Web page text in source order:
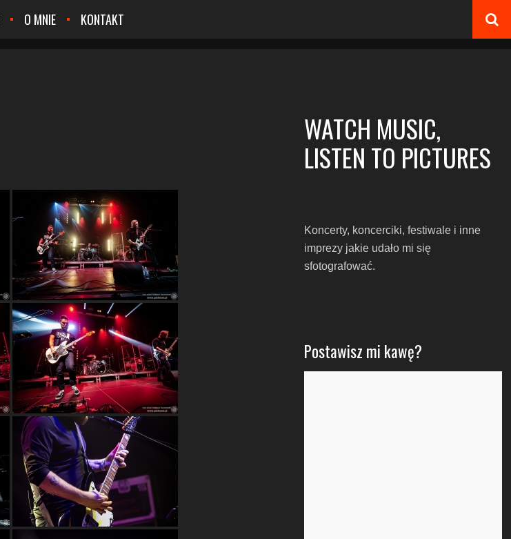
O MNIE KONTAKT
WATCH MUSIC,
LISTEN TO PICTURES
Koncerty, koncerciki, festiwale i inne
imprezy jakie udało mi się
sfotografować.
Postawisz mi kawę?